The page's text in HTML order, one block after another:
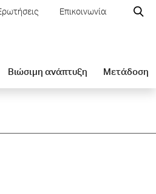
Επικοινωνία
Βιώσιμη ανάπτυξη Μετάδοση